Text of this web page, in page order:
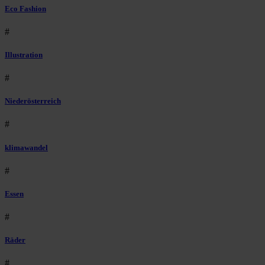
Eco Fashion
#
Illustration
#
Niederösterreich
#
klimawandel
#
Essen
#
Räder